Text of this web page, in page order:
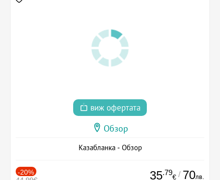
виж офертата
Обзор
Казабланка - Обзор
-20% 35.79
€ / 70лв.